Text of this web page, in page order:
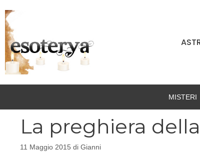
al
contenuto
MISTERI
La preghiera
11 Maggio 2015 di Gianni